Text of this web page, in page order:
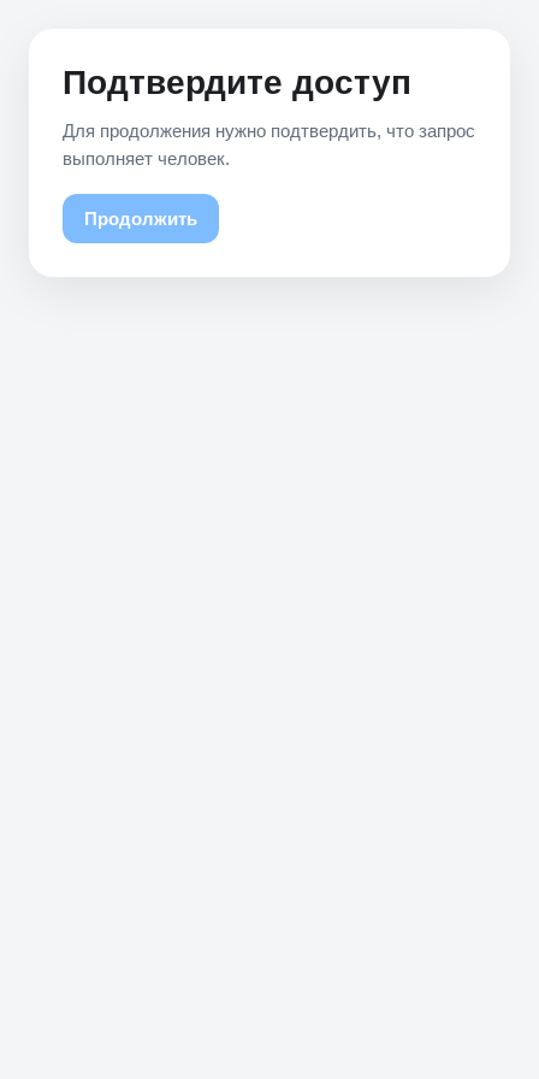
Подтвердите доступ
Для продолжения нужно подтвердить, что запрос
выполняет человек.
Продолжить